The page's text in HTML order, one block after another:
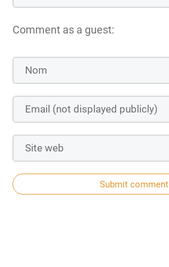
Comment as a guest:
Submit comment